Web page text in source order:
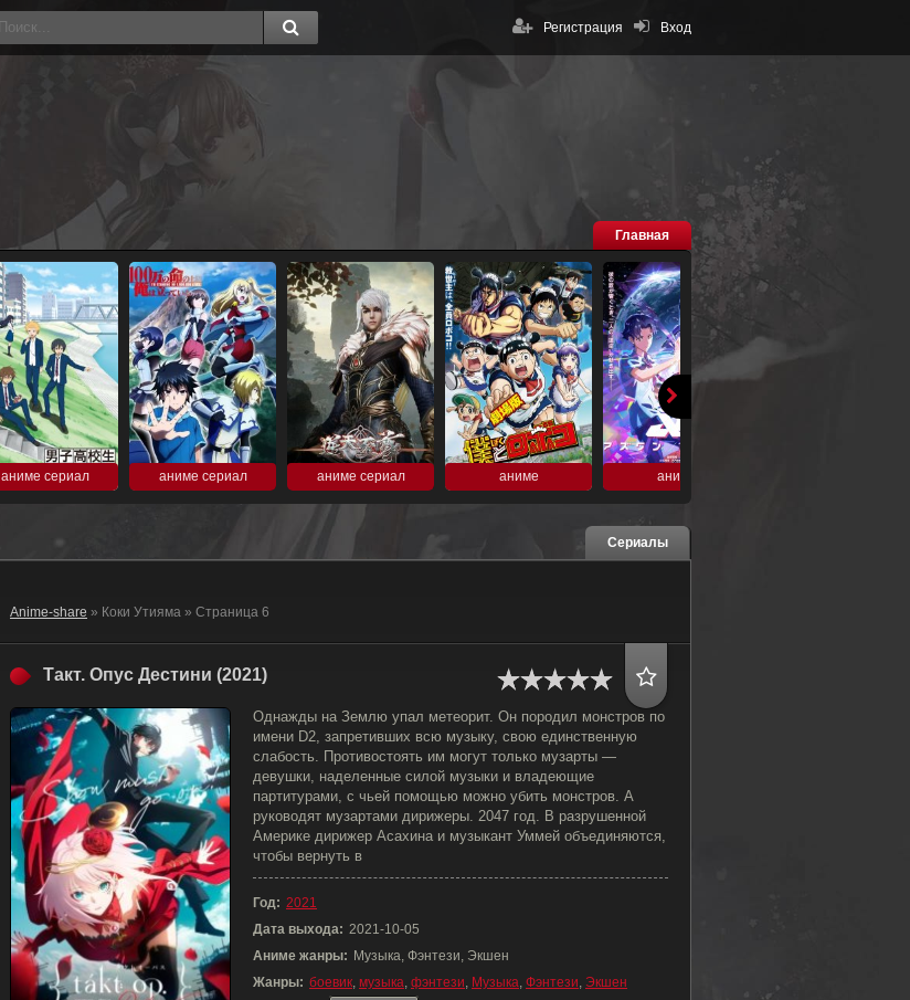
Вход
Регистрация
Главная
аниме сериал аниме сериал аниме сериал аниме аниме
Сериалы
Anime-share » Коки Утияма » Страница 6
Такт. Опус Дестини (2021)
Однажды на Землю упал метеорит. Он породил монстров по
имени D2, запретивших всю музыку, свою единственную
слабость. Противостоять им могут только музарты —
девушки, наделенные силой музыки и владеющие
партитурами, с чьей помощью можно убить монстров. А
руководят музартами дирижеры. 2047 год. В разрушенной
Америке дирижер Асахина и музыкант Уммей объединяются,
чтобы вернуть в
Год: 2021
Дата выхода: 2021-10-05
Аниме жанры: Музыка, Фэнтези, Экшен
Жанры: боевик, музыка, фэнтези, Музыка, Фэнтези, Экшен